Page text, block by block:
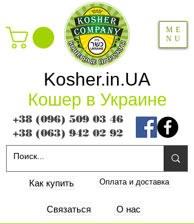
Kosher.in.UA
+38 (096) 509 03 46
+38 (063) 942 02 92
Кошер в Украине
Оплата и доставка
О нас
Связаться
Как купить
ME
NU